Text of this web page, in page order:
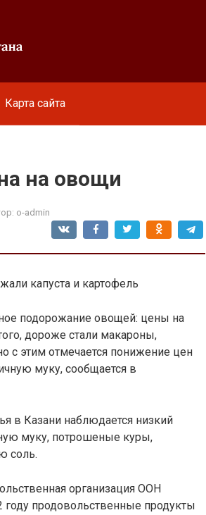
Карта сайта
на овощи
o-admin
капуста и картофель
подорожание овощей: цены на
дороже стали макароны,
этим отмечается понижение цен
муку, сообщается в
в Казани наблюдается низкий
муку, потрошеные куры,
соль.
организация ООН
году продовольственные продукты